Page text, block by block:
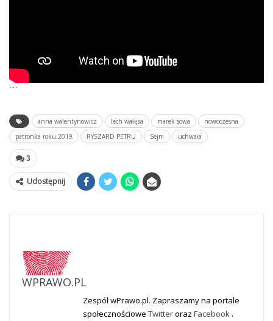
```
anna walentynowicz lech wałęsa marek sowa
nowoczesna
patronka roku 2019
RYSZARD PETRU Sejm uchwała
3
Udostępnij
WPRAWO.PL
Zespół wPrawo.pl. Zapraszamy na portale
społecznościowe Twitteroraz Facebook .